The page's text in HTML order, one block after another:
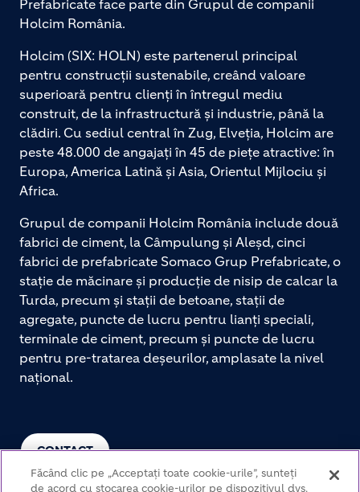
CONTACT
Prefabricate face parte din Grupul de companii
Holcim România.
Holcim (SIX: HOLN) este partenerul principal
pentru construcții sustenabile, creând valoare
superioară pentru clienți în întregul mediu
construit, de la infrastructură și industrie, până la
clădiri. Cu sediul central în Zug, Elveția, Holcim are
peste 48.000 de angajați în 45 de piețe atractive: în
Europa, America Latină și Asia, Orientul Mijlociu și
Africa.
Grupul de companii Holcim România include două
fabrici de ciment, la Câmpulung și Aleșd, cinci
fabrici de prefabricate Somaco Grup Prefabricate, o
stație de măcinare și producție de nisip de calcar la
Turda, precum și stații de betoane, stații de
agregate, puncte de lucru pentru lianți speciali,
terminale de ciment, precum și puncte de lucru
pentru pre-tratarea deșeurilor, amplasate la nivel
național.
Făcând clic pe „Acceptați toate cookie-urile”, sunteți
de acord cu stocarea cookie-urilor pe dispozitivul dvs.